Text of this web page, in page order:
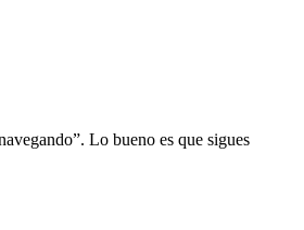
Lo bueno es que sigues